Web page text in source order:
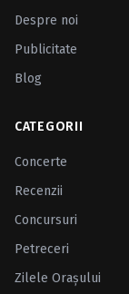
Despre noi
Publicitate
Blog
CATEGORII
Concerte
Recenzii
Concursuri
Petreceri
Zilele Oraşului